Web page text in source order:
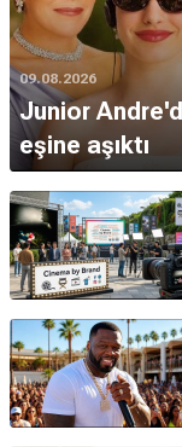
09.08.2026
Junior
eşine aşıktı